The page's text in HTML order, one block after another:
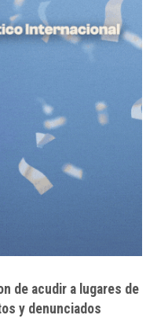
de acudir a lugares de
y denunciados